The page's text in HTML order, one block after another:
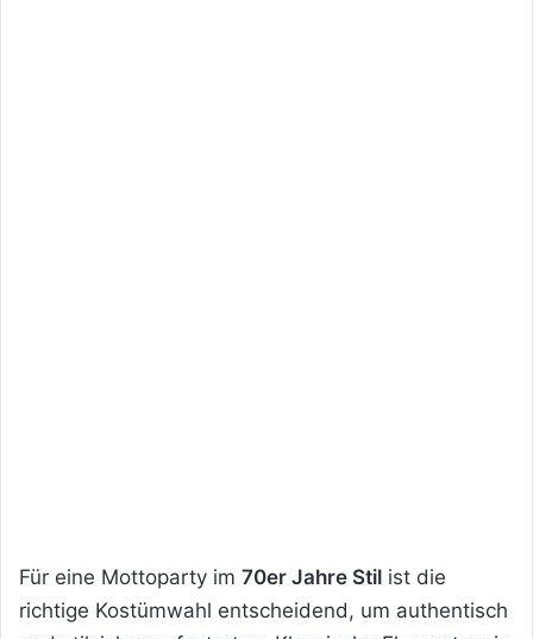
Für eine Mottoparty im 70er Jahre Stil ist die
richtige Kostümwahl entscheidend, um authentisch